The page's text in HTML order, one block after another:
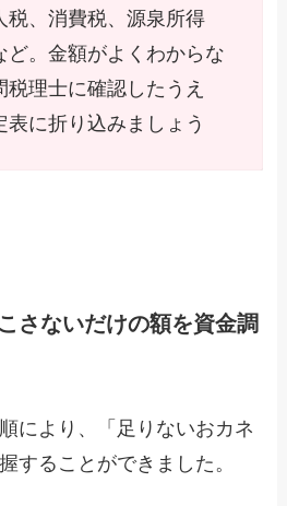
税、消費税、源泉所得
ど。金額がよくわからな
理士に確認したうえ
表に折り込みましょう
さないだけの額を資金調
により、「足りないおカネ
することができました。